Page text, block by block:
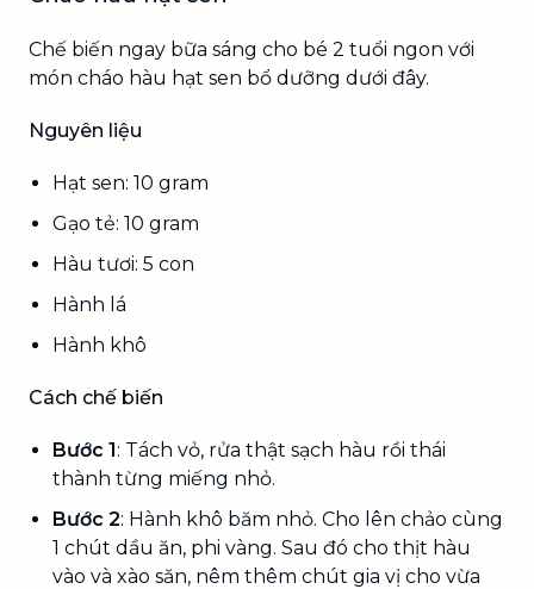
Chế biến ngay bữa sáng cho bé 2 tuổi ngon với
món cháo hàu hạt sen bổ dưỡng dưới đây.
Nguyên liệu
Hạt sen: 10 gram
Gạo tẻ: 10 gram
Hàu tươi: 5 con
Hành lá
Hành khô
Cách chế biến
Bước 1: Tách vỏ, rửa thật sạch hàu rồi thái
thành từng miếng nhỏ.
Bước 2: Hành khô băm nhỏ. Cho lên chảo cùng
1 chút dầu ăn, phi vàng. Sau đó cho thịt hàu
vào và xào săn, nêm thêm chút gia vị cho vừa